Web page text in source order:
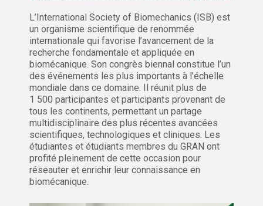
L’International Society of Biomechanics (ISB) est
un organisme scientifique de renommée
internationale qui favorise l’avancement de la
recherche fondamentale et appliquée en
biomécanique. Son congrès biennal constitue l’un
des événements les plus importants à l’échelle
mondiale dans ce domaine. Il réunit plus de
1 500 participantes et participants provenant de
tous les continents, permettant un partage
multidisciplinaire des plus récentes avancées
scientifiques, technologiques et cliniques. Les
étudiantes et étudiants membres du GRAN ont
profité pleinement de cette occasion pour
réseauter et enrichir leur connaissance en
biomécanique.